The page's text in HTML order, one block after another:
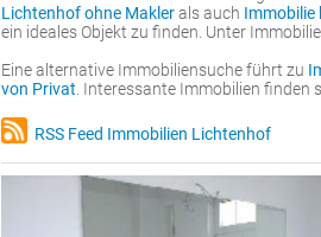
Lichtenhof ohne Maklerals auch Immobilie
ein ideales Objekt zu finden. Unter
Eine alternative Immobiliensuche führt zu
von Privat . Interessante Immobilien finden
RSS Feed Immobilien Lichtenhof